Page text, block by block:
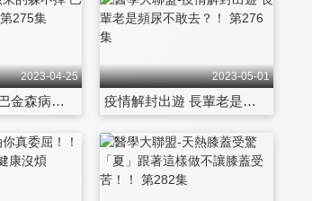
2023-04-25
該來的躲不掉 巴金森病你要知道 第275集
2023-05-01
疫情解封出遊 長輩老是頻尿不敢去？！ 第276集